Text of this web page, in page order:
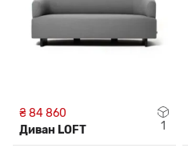
₴ 84 860
Диван LOFT
1